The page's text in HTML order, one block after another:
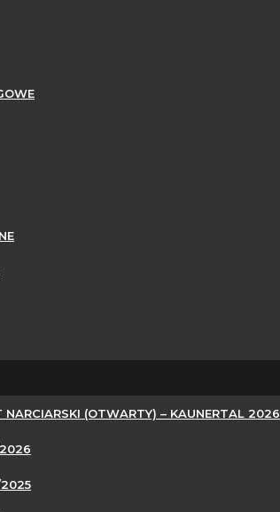
NARCIARSKI (OTWARTY) – KAUNERTAL 2026